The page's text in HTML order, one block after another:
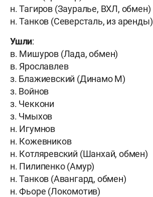
н. Тагиров (Зауралье, ВХЛ, обмен)
н. Танков (Северсталь, из аренды)
Ушли:
в. Мишуров (Лада, обмен)
в. Ярославлев
з. Блажиевский (Динамо М)
з. Войнов
з. Чеккони
з. Чмыхов
н. Игумнов
н. Кожевников
н. Котляревский (Шанхай, обмен)
н. Пилипенко (Амур)
н. Танков (Авангард, обмен)
н. Фьоре (Локомотив)